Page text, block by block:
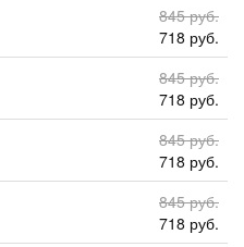
845 руб.
718 руб.
845 руб.
718 руб.
845 руб.
718 руб.
845 руб.
718 руб.